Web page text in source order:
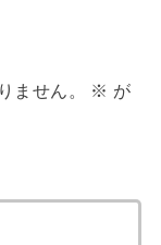
ません。 ※ が